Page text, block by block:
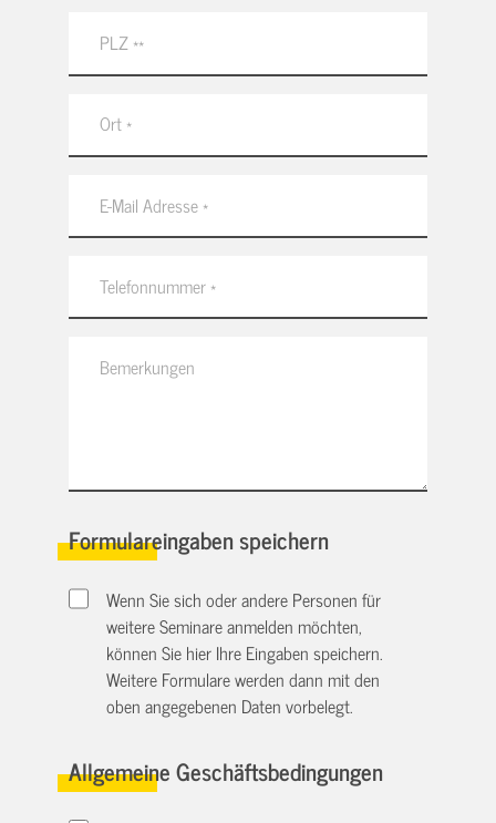
Formulareingaben speichern
Wenn Sie sich oder andere Personen für
weitere Seminare anmelden möchten,
können Sie hier Ihre Eingaben speichern.
Weitere Formulare werden dann mit den
oben angegebenen Daten vorbelegt.
Allgemeine Geschäftsbedingungen